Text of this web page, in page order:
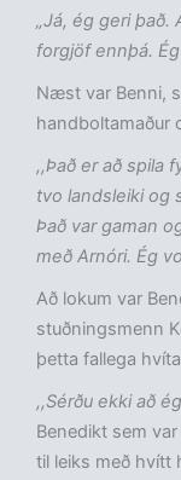
„Já, ég geri það.
forgjöf ennþá.
Næst var Benni,
handboltamaður
,,Það er að spila
tvo landsleiki og
Það var gaman
með Arnóri. Ég
Að lokum var
stuðningsmenn
þetta fallega
,,Sérðu ekki að
Benedikt sem
til leiks með hvítt